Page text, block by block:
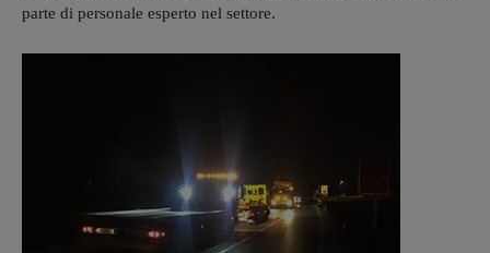
parte di personale esperto nel settore.